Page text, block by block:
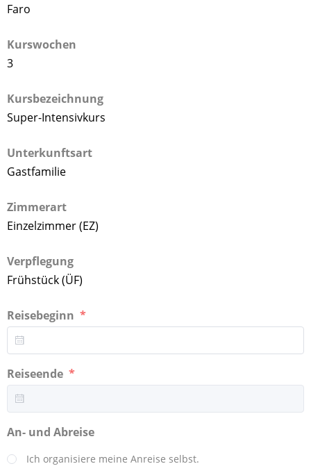
Faro
Kurswochen
3
Kursbezeichnung
Super-Intensivkurs
Unterkunftsart
Gastfamilie
Zimmerart
Einzelzimmer (EZ)
Verpflegung
Frühstück (ÜF)
Reisebeginn
Reiseende
An- und Abreise
Ich organisiere meine Anreise selbst.